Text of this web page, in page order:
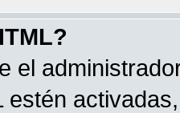
el
estén